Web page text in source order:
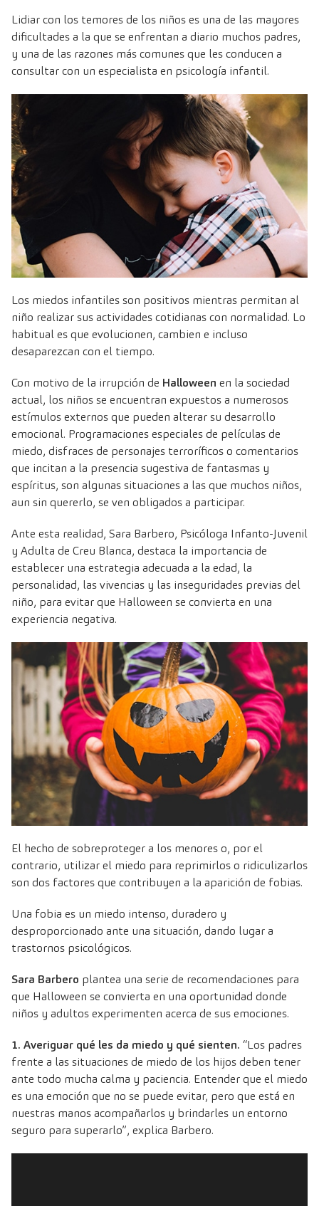
Lidiar con los temores de los niños es una de las mayores
dificultades a la que se enfrentan a diario muchos padres,
y una de las razones más comunes que les conducen a
consultar con un especialista en psicología infantil.
Los miedos infantiles son positivos mientras permitan al
niño realizar sus actividades cotidianas con normalidad. Lo
habitual es que evolucionen, cambien e incluso
desaparezcan con el tiempo.
Con motivo de la irrupción de Halloween en la sociedad
actual, los niños se encuentran expuestos a numerosos
estímulos externos que pueden alterar su desarrollo
emocional. Programaciones especiales de películas de
miedo, disfraces de personajes terroríficos o comentarios
que incitan a la presencia sugestiva de fantasmas y
espíritus, son algunas situaciones a las que muchos niños,
aun sin quererlo, se ven obligados a participar.
Ante esta realidad, Sara Barbero, Psicóloga Infanto-Juvenil
y Adulta de Creu Blanca, destaca la importancia de
establecer una estrategia adecuada a la edad, la
personalidad, las vivencias y las inseguridades previas del
niño, para evitar que Halloween se convierta en una
experiencia negativa.
El hecho de sobreproteger a los menores o, por el
contrario, utilizar el miedo para reprimirlos o ridiculizarlos
son dos factores que contribuyen a la aparición de fobias.
Una fobia es un miedo intenso, duradero y
desproporcionado ante una situación, dando lugar a
trastornos psicológicos.
Sara Barbero plantea una serie de recomendaciones para
que Halloween se convierta en una oportunidad donde
niños y adultos experimenten acerca de sus emociones.
1. Averiguar qué les da miedo y qué sienten. “Los padres
frente a las situaciones de miedo de los hijos deben tener
ante todo mucha calma y paciencia. Entender que el miedo
es una emoción que no se puede evitar, pero que está en
nuestras manos acompañarlos y brindarles un entorno
seguro para superarlo”, explica Barbero.